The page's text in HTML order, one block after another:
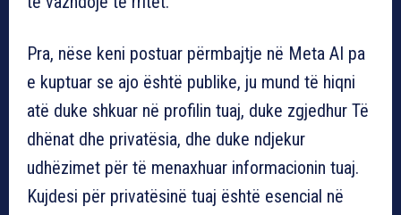
Pra, nëse keni postuar përmbajtje në Meta AI pa
e kuptuar se ajo është publike, ju mund të hiqni
atë duke shkuar në profilin tuaj, duke zgjedhur Të
dhënat dhe privatësia, dhe duke ndjekur
udhëzimet për të menaxhuar informacionin tuaj.
Kujdesi për privatësinë tuaj është esencial në